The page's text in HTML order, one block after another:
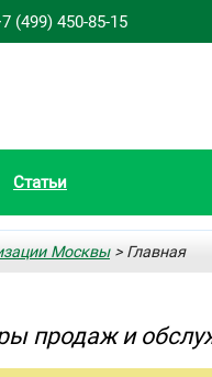
(499) 450-85-15
Статьи
Москвы> Главная
продаж и